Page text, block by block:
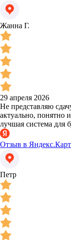
Жанна Г.
29 апреля 2026
Не представляю
актуально, понятно
лучшая система для
Отзыв в
Петр